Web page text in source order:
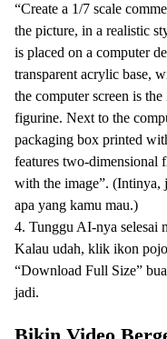
“Create a 1/7 scale
the picture, in a realistic
is placed on a computer
transparent acrylic base,
the computer screen is
figurine. Next to the
packaging box printed
features two-dimensional
with the image”. (Intinya,
apa yang kamu mau.)
4. Tunggu AI-nya selesai
Kalau udah, klik ikon
“Download Full Size”
jadi.